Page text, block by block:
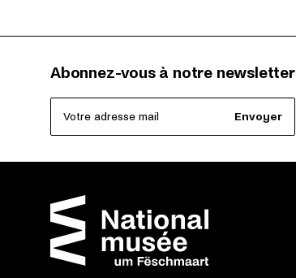
Abonnez-vous à notre newsletter
Votre adresse mail Envoyer